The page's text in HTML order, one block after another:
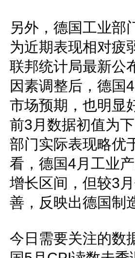
另外，德国工业部
为近期表现相对疲
联邦统计局最新公
因素调整后，德国
市场预期，也明显
前3月数据初值为
部门实际表现略优
看，德国4月工业
增长区间，但较3
善，反映出德国制
今日需要关注的数